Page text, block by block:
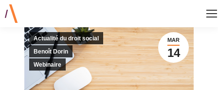
MAR
14
Actualité du droit social
Benoît Dorin
Webinaire